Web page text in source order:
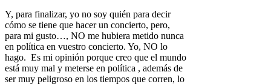
Y, para finalizar, yo no soy quién para decir
cómo se tiene que hacer un concierto, pero,
para mi gusto…, NO me hubiera metido nunca
en política en vuestro concierto. Yo, NO lo
hago. Es mi opinión porque creo que el mundo
está muy mal y meterse en política , además de
ser muy peligroso en los tiempos que corren, lo